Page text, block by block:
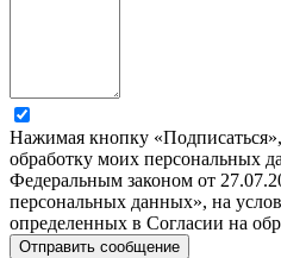
Нажимая кнопку
обработку моих персональных
Федеральным законом от
персональных данных», на
определенных в Согласии на